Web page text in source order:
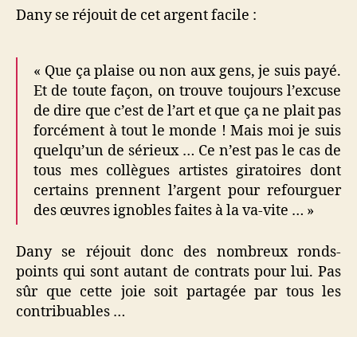
Dany se réjouit de cet argent facile :
« Que ça plaise ou non aux gens, je suis payé.
Et de toute façon, on trouve toujours l’excuse
de dire que c’est de l’art et que ça ne plait pas
forcément à tout le monde ! Mais moi je suis
quelqu’un de sérieux … Ce n’est pas le cas de
tous mes collègues artistes giratoires dont
certains prennent l’argent pour refourguer
des œuvres ignobles faites à la va-vite … »
Dany se réjouit donc des nombreux ronds-
points qui sont autant de contrats pour lui. Pas
sûr que cette joie soit partagée par tous les
contribuables …